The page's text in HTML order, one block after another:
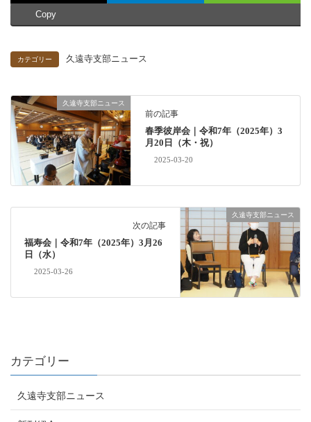
Copy
カテゴリー 久遠寺支部ニュース
久遠寺支部ニュース
前の記事
春季彼岸会｜令和7年（2025年）3
月20日（木・祝）
2025-03-20
久遠寺支部ニュース
次の記事
福寿会｜令和7年（2025年）3月26
日（水）
2025-03-26
カテゴリー
久遠寺支部ニュース